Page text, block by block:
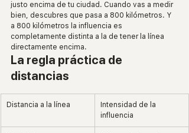
justo encima de tu ciudad. Cuando vas a medir
bien, descubres que pasa a 800 kilómetros. Y
a 800 kilómetros la influencia es
completamente distinta a la de tener la línea
directamente encima.
La regla práctica de
distancias
Distancia a la línea
Intensidad de la
influencia